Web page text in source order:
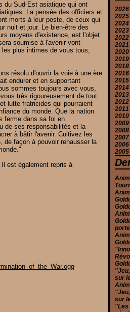
du Sud-Est asiatique qui ont
La pensée des officiers et
morts à leur poste, de ceux qui
nuit et jour. Le bien-être des
moyens d'existence, est l'objet
soumise à l'avenir vont
plus intimes de vous tous,
résolu d'ouvrir la voie à une ère
endurer et en supportant
sommes toujours avec vous,
très rigoureusement de tout
lutte fratricides qui pourraient
du monde. Que la nation
ferme dans sa foi en
de ses responsabilités et la
à bâtir l'avenir. Cultivez les
de façon à pouvoir rehausser la
Il est également repris à
2026
2025
2024
2023
2022
2021
2020
2019
2018
2016
2015
2014
2013
2012
2011
2010
2009
2008
2007
2006
2005
sur
sur
"Les